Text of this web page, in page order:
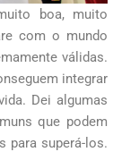
boa, muito
com o mundo
válidas.
integrar
Dei algumas
que podem
para superá-los.